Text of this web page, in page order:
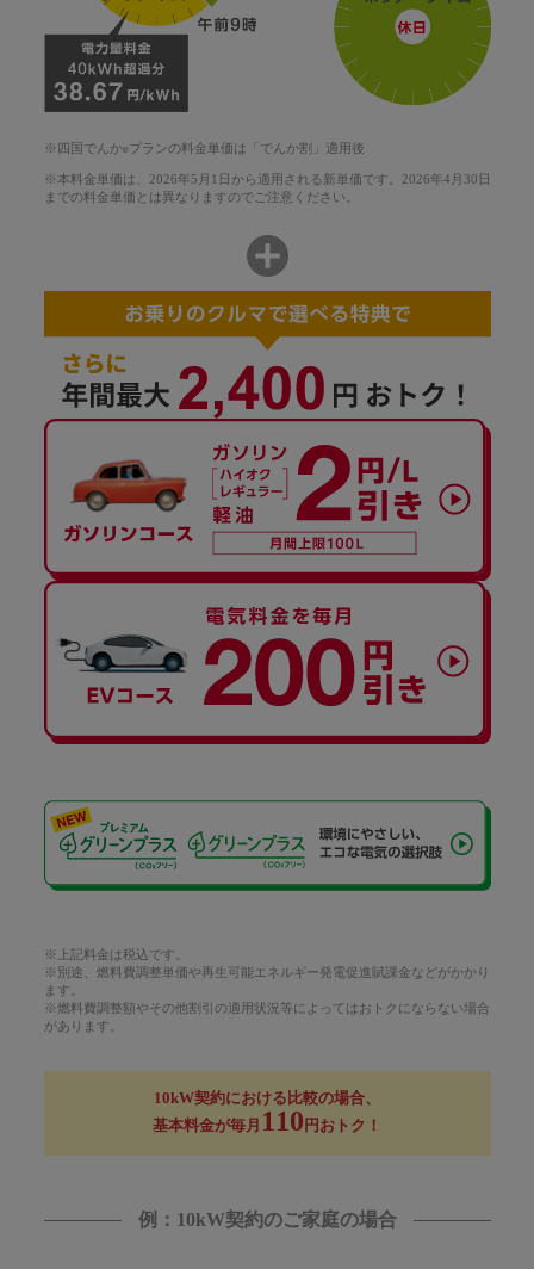
※四国でんかeプランの料金単価は「でんか割」適用後
※本料金単価は、2026年5月1日から適用される新単価です。2026年4月30日
までの料金単価とは異なりますのでご注意ください。
※上記料金は税込です。
※別途、燃料費調整単価や再生可能エネルギー発電促進賦課金などがかかり
ます。
※燃料費調整額やその他割引の適用状況等によってはおトクにならない場合
があります。
10kW契約における比較の場合、
基本料金が毎月 110 円おトク！
例：10kW契約のご家庭の場合